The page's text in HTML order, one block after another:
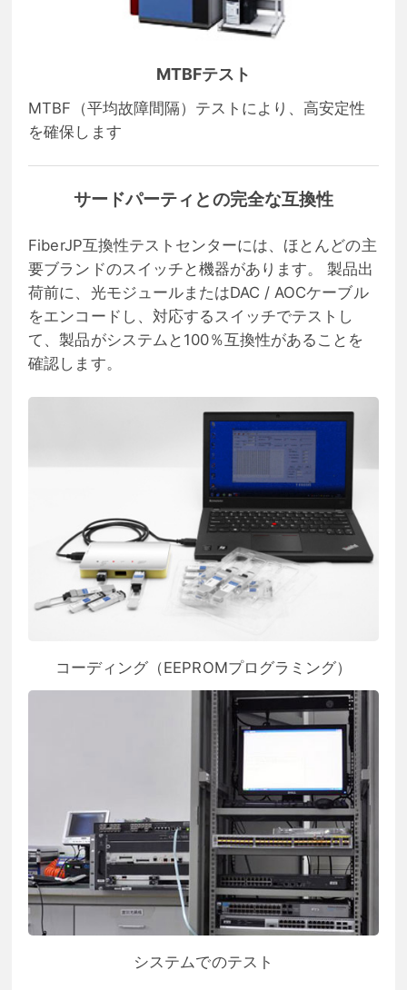
MTBFテスト
MTBF（平均故障間隔）テストにより、高安定性
を確保します
サードパーティとの完全な互換性
FiberJP互換性テストセンターには、ほとんどの主
要ブランドのスイッチと機器があります。 製品出
荷前に、光モジュールまたはDAC / AOCケーブル
をエンコードし、対応するスイッチでテストし
て、製品がシステムと100％互換性があることを
確認します。
コーディング（EEPROMプログラミング）
システムでのテスト